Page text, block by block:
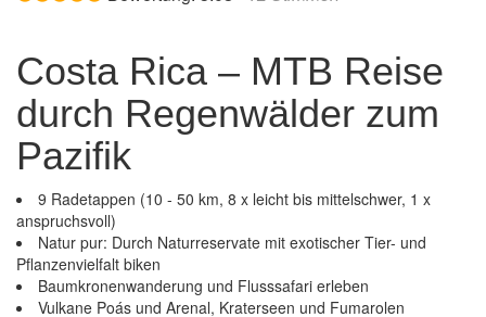
Costa Rica – MTB Reise
durch Regenwälder zum
Pazifik
9 Radetappen (10 - 50 km, 8 x leicht bis mittelschwer, 1 x
anspruchsvoll)
Natur pur: Durch Naturreservate mit exotischer Tier- und
Pflanzenvielfalt biken
Baumkronenwanderung und Flusssafari erleben
Vulkane Poás und Arenal, Kraterseen und Fumarolen